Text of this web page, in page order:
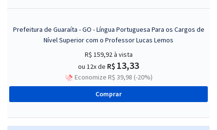
Prefeitura de Guaraíta - GO - Língua Portuguesa Para os Cargos de
Nível Superior com o Professor Lucas Lemos
R$ 159,92à vista
ou 12x de R$ 13,33
Economize R$ 39,98 (-20%)
Comprar